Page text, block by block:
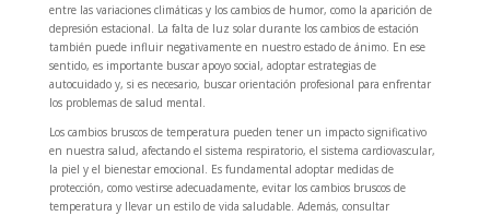
entre las variaciones climáticas y los cambios de humor, como la aparición de
depresión estacional. La falta de luz solar durante los cambios de estación
también puede influir negativamente en nuestro estado de ánimo. En ese
sentido, es importante buscar apoyo social, adoptar estrategias de
autocuidado y, si es necesario, buscar orientación profesional para enfrentar
los problemas de salud mental.
Los cambios bruscos de temperatura pueden tener un impacto significativo
en nuestra salud, afectando el sistema respiratorio, el sistema cardiovascular,
la piel y el bienestar emocional. Es fundamental adoptar medidas de
protección, como vestirse adecuadamente, evitar los cambios bruscos de
temperatura y llevar un estilo de vida saludable. Además, consultar